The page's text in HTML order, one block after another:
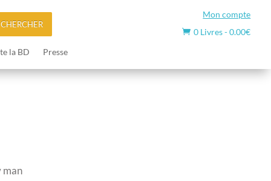
Mon compte
 0 Livres-0.00€
la BD Presse